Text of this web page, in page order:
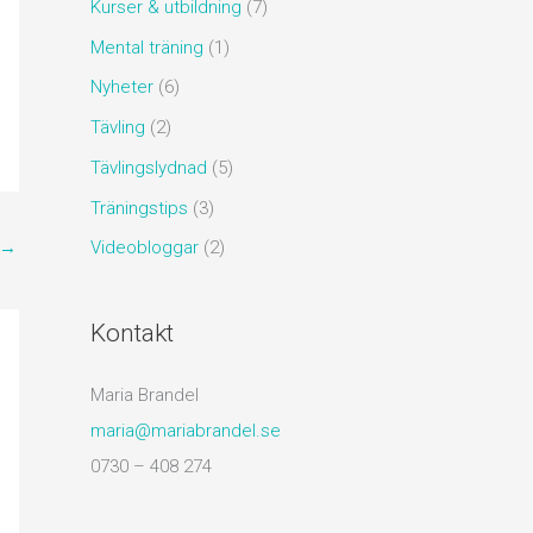
→
Kurser & utbildning (7)
Mental träning (1)
Nyheter (6)
Tävling (2)
Tävlingslydnad (5)
Träningstips (3)
Videobloggar (2)
Kontakt
Maria Brandel
maria@mariabrandel.se
0730 – 408 274